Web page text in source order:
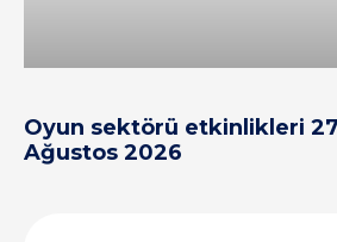
Oyun sektörü etkinlikleri
Ağustos 2026